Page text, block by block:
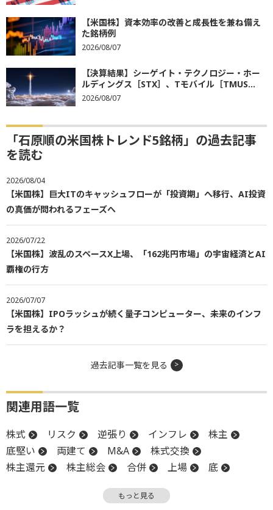
【米国株】資本効率の改善と成長性を兼ね備え
た銘柄例
2026/08/07
【決算結果】シーゲイト・テクノロジー・ホー
ルディングス［STX］、Tモバイル［TMUS...
2026/08/07
「石原順の米国株トレンド5銘柄」の過去記事
を読む
2026/08/04
【米国株】巨大ITのキャッシュフローが「投資期」へ移行、AI投資
の真価が問われるフェーズへ
2026/07/22
【米国株】波乱のスペースX上場、「162兆円市場」の宇宙経済とAI
覇権の行方
2026/07/07
【米国株】IPOラッシュが続く量子コンピューター、未来のインフ
ラを担えるか？
過去記事一覧を見る
関連用語一覧
株式 リスク 逆張り インフレ
株主
底堅い
両建て M&A
株式交換
株主還元
株主総会 合併 上場
底
もっと見る